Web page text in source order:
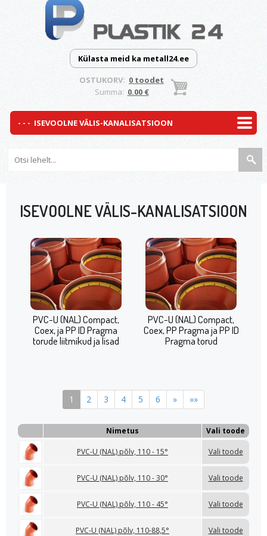
Külasta meid ka metall24.ee
OSTUKORV: 0 toodet
Summa: 0.00 €
ISEVOOLNE VÄLIS-KANALISATSIOON
PVC-U (NAL) Compact,
Coex, ja PP ID Pragma
torude liitmikud ja lisad
PVC-U (NAL) Compact,
Coex, PP Pragma ja PP ID
Pragma torud
1 2 3 4 5 6 » »»
Nimetus Vali toode
PVC-U (NAL) põlv, 110 - 15° Vali toode
PVC-U (NAL) põlv, 110 - 30° Vali toode
PVC-U (NAL) põlv, 110 - 45° Vali toode
PVC-U (NAL) põlv, 110-88,5° Vali toode